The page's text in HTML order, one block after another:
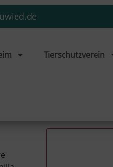
Tierschutzverein